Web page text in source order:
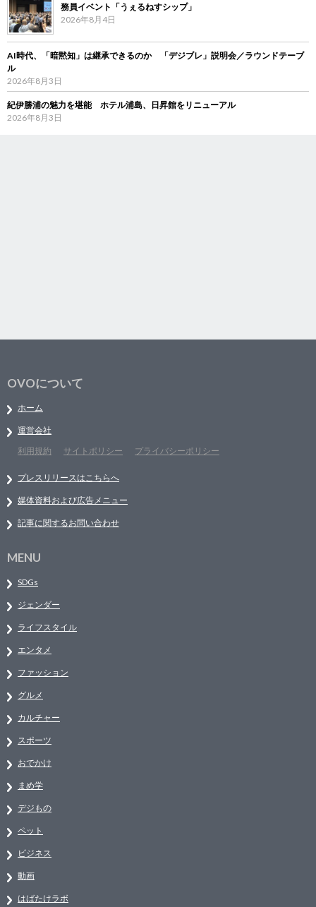
務員イベント「うぇるねすシップ」
2026年8月4日
AI時代、「暗黙知」は継承できるのか 「デジブレ」説明会／ラウンドテーブ
ル
2026年8月3日
紀伊勝浦の魅力を堪能 ホテル浦島、日昇館をリニューアル
2026年8月3日
OVOについて
ホーム
運営会社
利用規約
サイトポリシー プライバシーポリシー
プレスリリースはこちらへ
媒体資料および広告メニュー
記事に関するお問い合わせ
MENU
SDGs
ジェンダー
ライフスタイル
エンタメ
ファッション
グルメ
カルチャー
スポーツ
おでかけ
まめ学
デジもの
ペット
ビジネス
動画
はばたけラボ